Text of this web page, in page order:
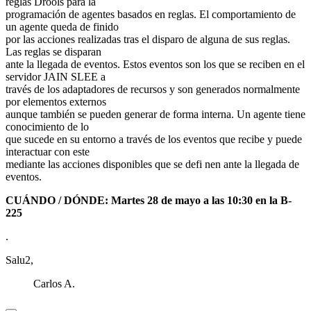
programación de agentes basados en reglas. El comportamiento de
un agente queda de finido
por las acciones realizadas tras el disparo de alguna de sus reglas.
Las reglas se disparan
ante la llegada de eventos. Estos eventos son los que se reciben en el
servidor JAIN SLEE a
través de los adaptadores de recursos y son generados normalmente
por elementos externos
aunque también se pueden generar de forma interna. Un agente tiene
conocimiento de lo
que sucede en su entorno a través de los eventos que recibe y puede
interactuar con este
mediante las acciones disponibles que se defi nen ante la llegada de
eventos.
CUÁNDO / DÓNDE: Martes 28 de mayo a las 10:30 en la B-
225
.
Salu2,
Carlos A.